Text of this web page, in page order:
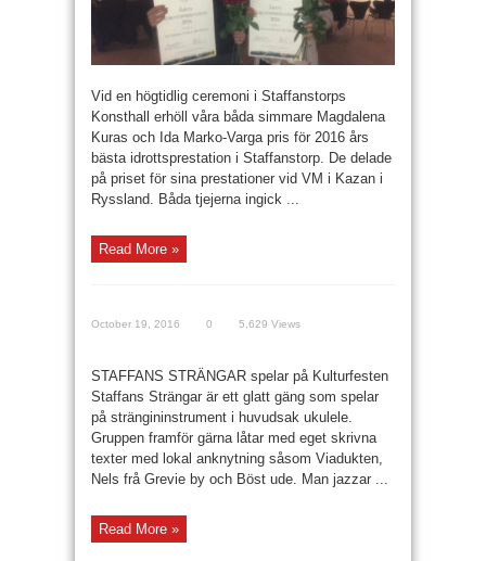
Vid en högtidlig ceremoni i Staffanstorps
Konsthall erhöll våra båda simmare Magdalena
Kuras och Ida Marko-Varga pris för 2016 års
bästa idrottsprestation i Staffanstorp. De delade
på priset för sina prestationer vid VM i Kazan i
Ryssland. Båda tjejerna ingick ...
Read More »
October 19, 2016 0 5,629 Views
STAFFANS STRÄNGAR spelar på Kulturfesten
Staffans Strängar är ett glatt gäng som spelar
på strängininstrument i huvudsak ukulele.
Gruppen framför gärna låtar med eget skrivna
texter med lokal anknytning såsom Viadukten,
Nels frå Grevie by och Böst ude. Man jazzar ...
Read More »